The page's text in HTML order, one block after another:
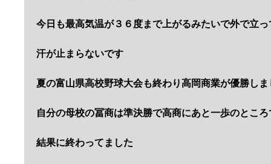
今日も最高気温が３６度まで上がるみたいで外で立
汗が止まらないです
夏の富山県高校野球大会も終わり高岡商業が優勝しま
自分の母校の冨商は準決勝で高商にあと一歩のとこ
結果に終わってました